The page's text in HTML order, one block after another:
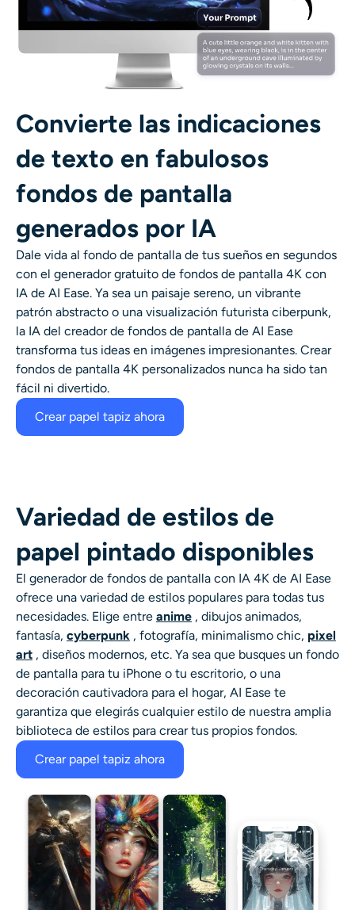
Convierte las indicaciones
de texto en fabulosos
fondos de pantalla
generados por IA
Dale vida al fondo de pantalla de tus sueños en segundos
con el generador gratuito de fondos de pantalla 4K con
IA de AI Ease. Ya sea un paisaje sereno, un vibrante
patrón abstracto o una visualización futurista ciberpunk,
la IA del creador de fondos de pantalla de AI Ease
transforma tus ideas en imágenes impresionantes. Crear
fondos de pantalla 4K personalizados nunca ha sido tan
fácil ni divertido.
Crear papel tapiz ahora
Variedad de estilos de
papel pintado disponibles
El generador de fondos de pantalla con IA 4K de AI Ease
ofrece una variedad de estilos populares para todas tus
necesidades. Elige entre anime , dibujos animados,
fantasía, cyberpunk , fotografía, minimalismo chic, pixel
art , diseños modernos, etc. Ya sea que busques un fondo
de pantalla para tu iPhone o tu escritorio, o una
decoración cautivadora para el hogar, AI Ease te
garantiza que elegirás cualquier estilo de nuestra amplia
biblioteca de estilos para crear tus propios fondos.
Crear papel tapiz ahora